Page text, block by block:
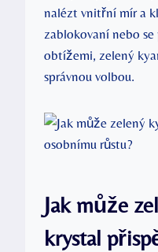
nalézt vnitřní mír a
zablokovaní nebo
obtížemi, zelený
správnou volbou.
Jak může
krystal